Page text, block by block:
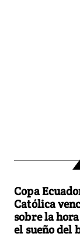
Copa
Católica
sobre la
el sueño del